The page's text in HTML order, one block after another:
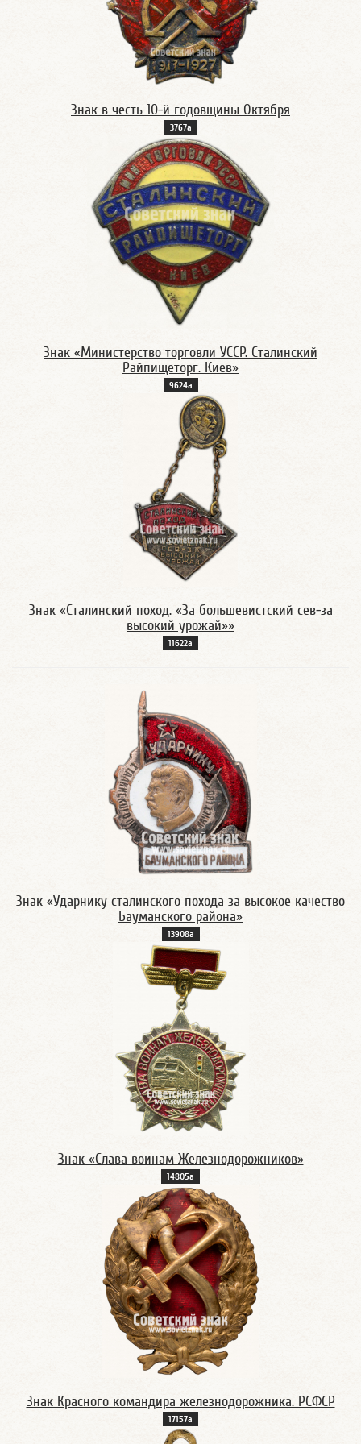
Знак в честь 10-й годовщины Октября
3767а
Знак «Министерство торговли УССР. Сталинский
Райпищеторг. Киев»
9624а
Знак «Сталинский поход. «За большевистский сев-за
высокий урожай»»
11622а
Знак «Ударнику сталинского похода за высокое качество
Бауманского района»
13908а
Знак «Слава воинам Железнодорожников»
14805а
Знак Красного командира железнодорожника. РСФСР
17157а